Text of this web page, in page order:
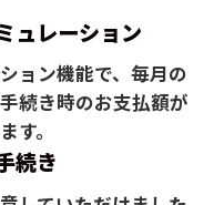
ュレーション
ョン機能で、毎月の
続き時のお支払額が
す。
続き